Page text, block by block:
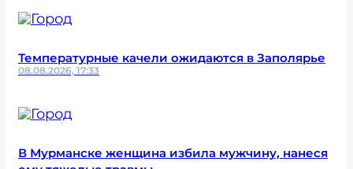
Температурные качели ожидаются в Заполярье
08.08.2026, 17:33
В Мурманске женщина избила мужчину, нанеся